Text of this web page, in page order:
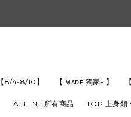
8/4-8/10】 【 ᴍᴀᴅᴇ 獨家- 】
ALL IN | 所有商品 TOP 上身類